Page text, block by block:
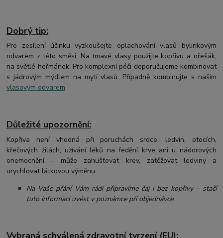
Dobrý tip:
Pro zesílení účinku vyzkoušejte oplachování vlasů bylinkovým
odvarem z této směsi. Na tmavé vlasy použijte kopřivu a ořešák,
na světlé heřmánek. Pro komplexní péči doporučujeme kombinovat
s jádrovým mýdlem na mytí vlasů. Případně kombinujte s našim
vlasovým odvarem.
Důležité upozornění:
Kopřiva není vhodná při poruchách srdce, ledvin, otocích,
křečových žilách, užívání léků na ředění krve ani u nádorových
onemocnění – může zahušťovat krev, zatěžovat ledviny a
urychlovat látkovou výměnu.
Na Vaše přání Vám rádi připravíme čaj i bez kopřivy – stačí
tuto informaci uvést v poznámce při objednávce.
Vybraná schválená zdravotní tvrzení (EU):